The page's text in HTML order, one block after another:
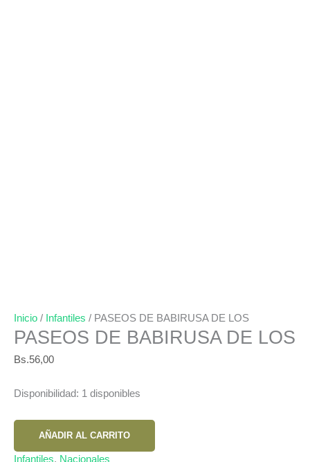
Inicio / Infantiles / PASEOS DE BABIRUSA DE LOS
PASEOS DE BABIRUSA DE LOS
Bs.56,00
Disponibilidad: 1 disponibles
PASEOS
BABIRUSA
AÑADIR AL CARRITO
Infantiles, Nacionales